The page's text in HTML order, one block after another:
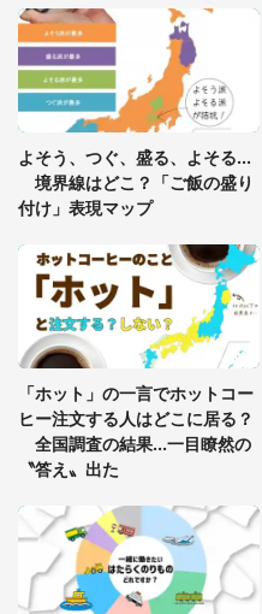
「閉所恐怖症の
年に『手を繋い
8万人感動
グっちゃってた
かくれんぼの鬼
姿〟に 父「2～
「通勤特快乗車
の限界を迎え、
ど...」（東京都
よそう、つぐ、盛る、よそる...
境界線はどこ？「ご飯の盛り
付け」表現マップ
「ホット」の一言でホットコー
ヒー注文する人はどこに居る？
全国調査の結果...一目瞭然の
〝答え〟出た